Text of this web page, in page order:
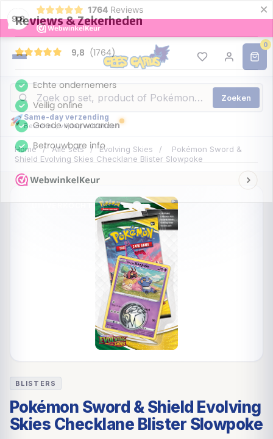
9,8
1764 Reviews ×
0
Zoeken
Same-day verzending
Bestel nu, vrijdag verzonden
Home / Alle sets / Evolving Skies /
Pokémon Sword &
Shield Evolving Skies Checklane Blister Slowpoke
BLISTERS
Pokémon Sword & Shield Evolving
Skies Checklane Blister Slowpoke